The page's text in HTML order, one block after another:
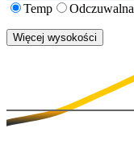
Temp
Odczuwalna
Więcej wysokości